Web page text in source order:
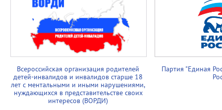
Всероссийская организация родителей
детей-инвалидов и инвалидов старше 18
лет с ментальными и иными нарушениями,
нуждающихся в представительстве своих
интересов (ВОРДИ)
Партия "Единая